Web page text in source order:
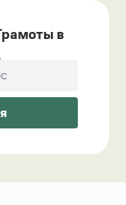
в